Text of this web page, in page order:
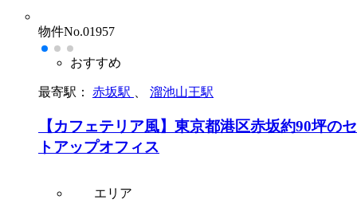
物件No.01957
おすすめ
最寄駅： 赤坂駅 溜池山王駅
【カフェテリア風】東京都港区赤坂約90坪の
トアップオフィス
エリア